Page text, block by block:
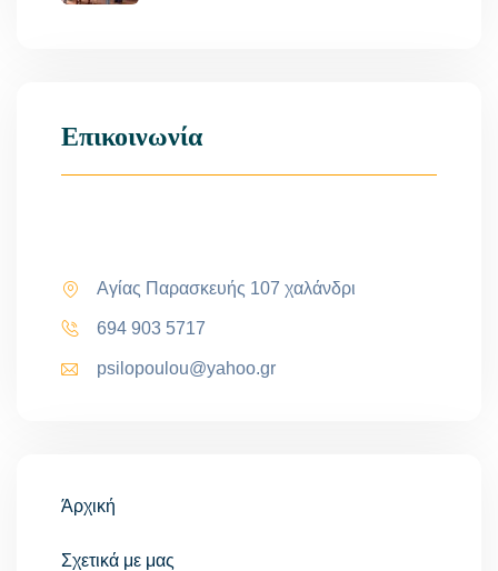
Επικοινωνία
Αγίας Παρασκευής 107 χαλάνδρι
694 903 5717
psilopoulou@yahoo.gr
Άρχική
Σχετικά με μας